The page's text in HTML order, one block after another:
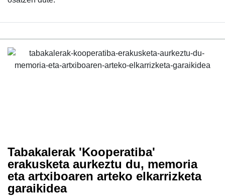
Tabakalerak 'Kooperatiba'
erakusketa aurkeztu du, memoria
eta artxiboaren arteko elkarrizketa
garaikidea